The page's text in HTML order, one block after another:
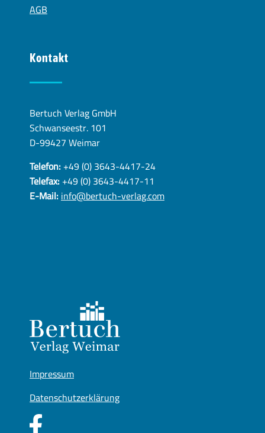
AGB
Kontakt
Bertuch Verlag GmbH
Schwanseestr. 101
D-99427 Weimar
Telefon:+49 (0) 3643-4417-24
Telefax:+49 (0) 3643-4417-11
E-Mail:info@bertuch-verlag.com
Impressum
Datenschutzerklärung